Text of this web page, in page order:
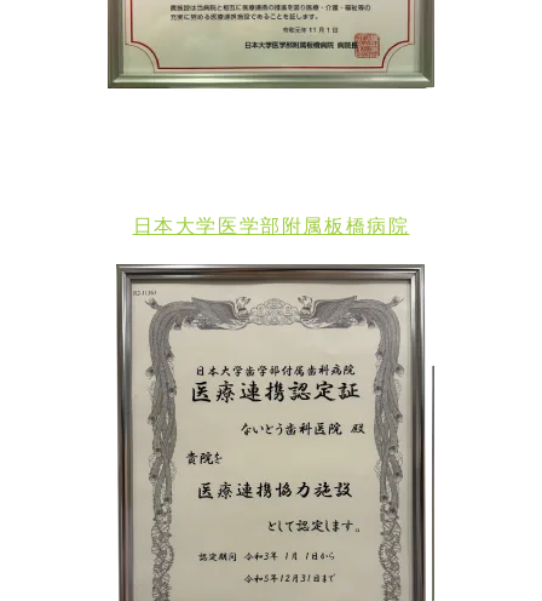
日本大学医学部附属板橋病院